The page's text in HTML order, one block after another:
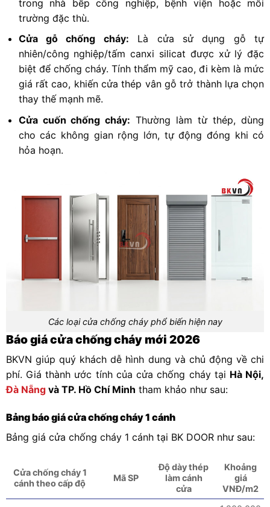
trong nhà bếp công nghiệp, bệnh viện hoặc môi
trường đặc thù.
Cửa gỗ chống cháy: Là cửa sử dụng gỗ tự
nhiên/công nghiệp/tấm canxi silicat được xử lý đặc
biệt để chống cháy. Tính thẩm mỹ cao, đi kèm là mức
giá rất cao, khiến cửa thép vân gỗ trở thành lựa chọn
thay thế mạnh mẽ.
Cửa cuốn chống cháy: Thường làm từ thép, dùng
cho các không gian rộng lớn, tự động đóng khi có
hỏa hoạn.
Các loại cửa chống cháy phổ biến hiện nay
Báo giá cửa chống cháy mới 2026
BKVN giúp quý khách dễ hình dung và chủ động về chi
phí. Giá thành ước tính của cửa chống cháy tại Hà Nội,
Đà Nẵngvà TP. Hồ Chí Minh tham khảo như sau:
Bảng báo giá cửa chống cháy 1 cánh
Bảng giá cửa chống cháy 1 cánh tại BK DOOR như sau:
Cửa chống cháy 1
cánh theo cấp độ
Mã SP
Độ dày thép
làm cánh
cửa
Khoảng
giá
VNĐ/m2